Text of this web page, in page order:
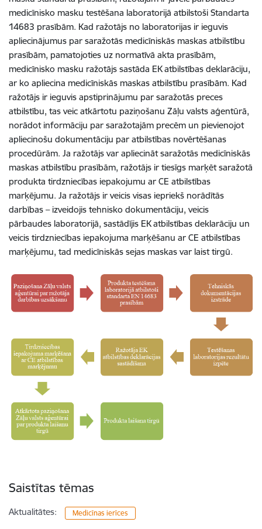
medicīnisko masku testēšana laboratorijā atbilstoši Standarta
14683 prasībām. Kad ražotājs no laboratorijas ir ieguvis
apliecinājumus par saražotās medicīniskās maskas atbilstību
prasībām, pamatojoties uz normatīvā akta prasībām,
medicīnisko masku ražotājs sastāda EK atbilstības deklarāciju,
ar ko apliecina medicīniskās maskas atbilstību prasībām. Kad
ražotājs ir ieguvis apstiprinājumu par saražotās preces
atbilstību, tas veic atkārtotu paziņošanu Zāļu valsts aģentūrā,
norādot informāciju par saražotajām precēm un pievienojot
apliecinošu dokumentāciju par atbilstības novērtēšanas
procedūrām. Ja ražotājs var apliecināt saražotās medicīniskās
maskas atbilstību prasībām, ražotājs ir tiesīgs marķēt saražotā
produkta tirdzniecības iepakojumu ar CE atbilstības
marķējumu. Ja ražotājs ir veicis visas iepriekš norādītās
darbības – izveidojis tehnisko dokumentāciju, veicis
pārbaudes laboratorijā, sastādījis EK atbilstības deklarāciju un
veicis tirdzniecības iepakojuma marķēšanu ar CE atbilstības
marķējumu, tad medicīniskās sejas maskas var laist tirgū.
Saistītas tēmas
Aktualitātes: Medicīnas ierīces